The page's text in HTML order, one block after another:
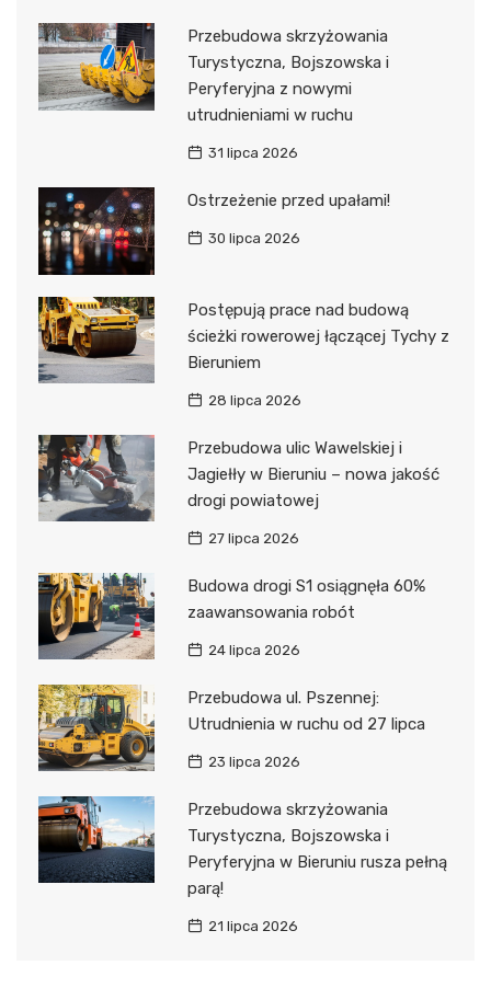
Przebudowa skrzyżowania
Turystyczna, Bojszowska i
Peryferyjna z nowymi
utrudnieniami w ruchu
31 lipca 2026
Ostrzeżenie przed upałami!
30 lipca 2026
Postępują prace nad budową
ścieżki rowerowej łączącej Tychy z
Bieruniem
28 lipca 2026
Przebudowa ulic Wawelskiej i
Jagiełły w Bieruniu – nowa jakość
drogi powiatowej
27 lipca 2026
Budowa drogi S1 osiągnęła 60%
zaawansowania robót
24 lipca 2026
Przebudowa ul. Pszennej:
Utrudnienia w ruchu od 27 lipca
23 lipca 2026
Przebudowa skrzyżowania
Turystyczna, Bojszowska i
Peryferyjna w Bieruniu rusza pełną
parą!
21 lipca 2026